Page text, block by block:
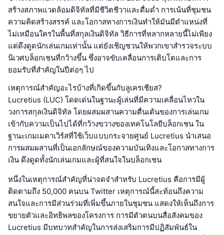
สร้างสภาพแวดล้อมดิจิทัลที่มีชีวิตชีวาและดื่มด่ำ การเน้นที่ชุมชน
ความคิดสร้างสรรค์ และโอกาสทางการเงินทำให้มันมีตำแหน่งที่
ไม่เหมือนใครในพื้นที่สกุลเงินดิจิทัล วิธีการที่หลากหลายนี้ไม่เพียง
แต่ดึงดูดนักเล่นเกมเท่านั้น แต่ยังเชิญชวนให้พวกเขาสำรวจระบบ
นิเวศบล็อกเชนที่กว้างขึ้น ซึ่งอาจขับเคลื่อนการเติบโตและการ
ยอมรับที่สำคัญในปีต่อๆ ไป
เหตุการณ์สำคัญอะไรบ้างที่เกิดขึ้นกับลูเครเชียส?
Lucretius (LUC) โดดเด่นในฐานะผู้เล่นที่มีความเคลื่อนไหวใน
วงการสกุลเงินดิจิทัล โดยผสมผสานความตื่นเต้นของการเล่นเกม
เข้ากับความเป็นไปได้ที่กว้างขวางของเทคโนโลยีบล็อกเชน ใน
ฐานะเกมเมตาเวิร์สที่ใช้เว็บแบบกระจายศูนย์ Lucretius นำเสนอ
การผสมผสานที่เป็นเอกลักษณ์ของความบันเทิงและโอกาสทางการ
เงิน ดึงดูดทั้งนักเล่นเกมและผู้ที่สนใจในบล็อกเชน
หนึ่งในเหตุการณ์สำคัญที่น่าจดจำสำหรับ Lucretius คือการมีผู้
ติดตามถึง 50,000 คนบน Twitter เหตุการณ์นี้สะท้อนถึงความ
สนใจและการมีส่วนร่วมที่เพิ่มขึ้นภายในชุมชน แสดงให้เห็นถึงการ
ขยายตัวและอิทธิพลของโครงการ การมีตัวตนบนสื่อสังคมของ
Lucretius มีบทบาทสำคัญในการส่งเสริมการมีปฏิสัมพันธ์ใน